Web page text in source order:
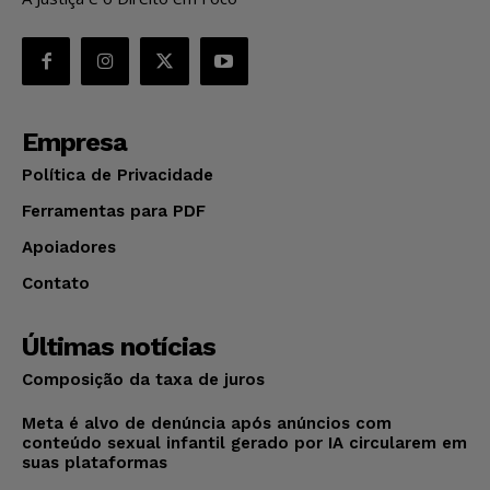
Empresa
Política de Privacidade
Ferramentas para PDF
Apoiadores
Contato
Últimas notícias
Composição da taxa de juros
Meta é alvo de denúncia após anúncios com
conteúdo sexual infantil gerado por IA circularem em
suas plataformas